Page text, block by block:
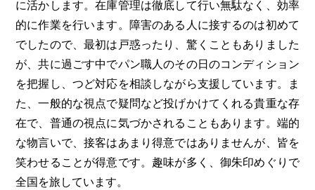
に活かします。在庫管理は徹底して行い無駄なく、効率
的に作業を行います。障害のある人に接するのは初めて
でしたので、最初は戸惑ったり、驚くこともありました
が、共に過ごす中でパン職人のその日のコンディション
を把握し、つど対応を相談しながら支援しています。ま
た、一般的な視点で疑問など投げかけてくれる貴重な存
在で、普通の視点に気づかされることもあります。端的
な物言いで、接客はあまり得意ではありませんが、皆を
笑わせることが得意です。趣味が多く、御朱印めぐりで
全国を旅しています。